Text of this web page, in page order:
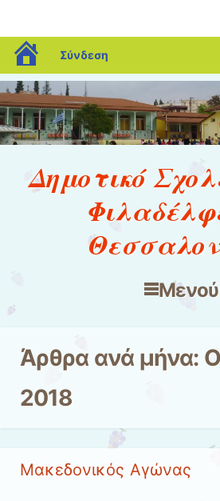
blogs.sch.gr
Σύνδεση
Δημοτικό
Μενού
Μετάβαση στο περιεχόμενο
Άρθρα ανά μήνα:
2018
Μακεδονικός Αγώνας